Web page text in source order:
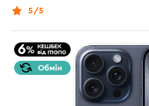
5/5